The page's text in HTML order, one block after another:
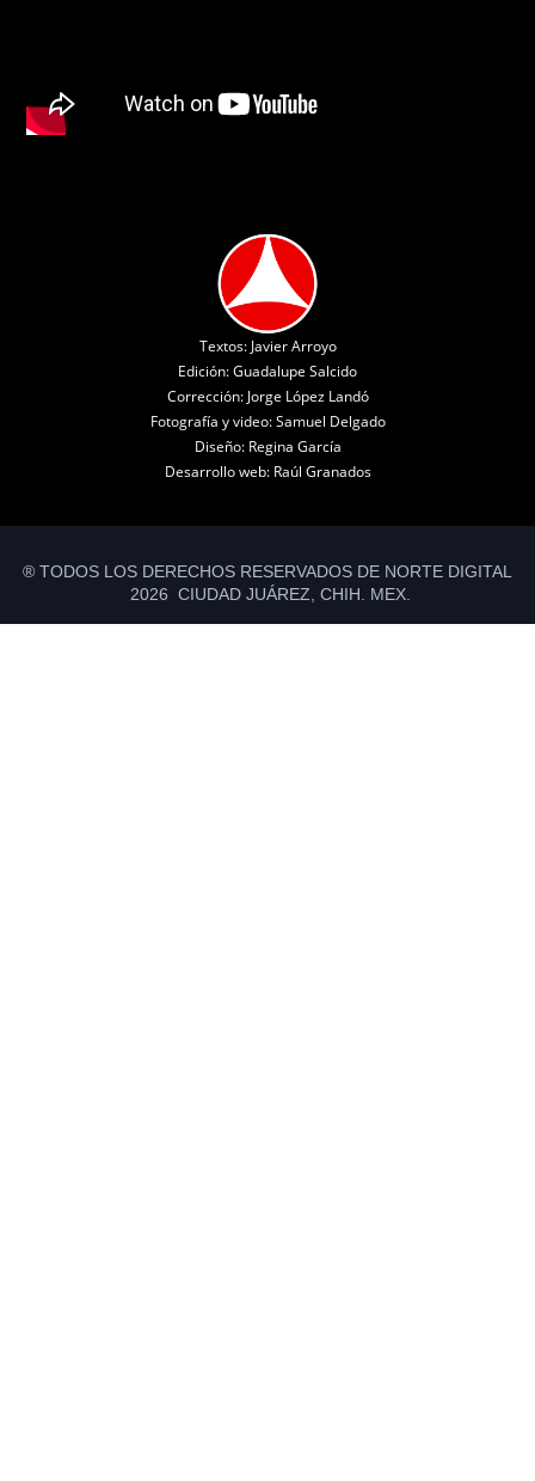
Textos: Javier Arroyo
Edición: Guadalupe Salcido
Corrección: Jorge López Landó
Fotografía y video: Samuel Delgado
Diseño: Regina García
Desarrollo web: Raúl Granados
® TODOS LOS DERECHOS RESERVADOS DE NORTE DIGITAL
2026 CIUDAD JUÁREZ, CHIH. MEX.